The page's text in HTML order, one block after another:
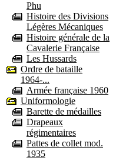
Phu
Histoire des Divisions
Légères Mécaniques
Histoire générale de la
Cavalerie Française
Les Hussards
Ordre de bataille
1964-...
Armée française 1960
Uniformologie
Barette de médailles
Drapeaux
régimentaires
Pattes de collet mod.
1935